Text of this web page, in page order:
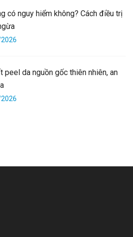
có nguy hiểm không? Cách điều trị
peel da nguồn gốc thiên nhiên, an